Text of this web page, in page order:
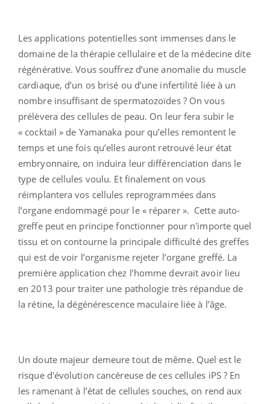
Les applications potentielles sont immenses dans le
domaine de la thérapie cellulaire et de la médecine dite
régénérative. Vous souffrez d’une anomalie du muscle
cardiaque, d’un os brisé ou d’une infertilité liée à un
nombre insuffisant de spermatozoïdes ? On vous
prélèvera des cellules de peau. On leur fera subir le
« cocktail » de Yamanaka pour qu’elles remontent le
temps et une fois qu’elles auront retrouvé leur état
embryonnaire, on induira leur différenciation dans le
type de cellules voulu. Et finalement on vous
réimplantera vos cellules reprogrammées dans
l’organe endommagé pour le « réparer ». Cette auto-
greffe peut en principe fonctionner pour n'importe quel
tissu et on contourne la principale difficulté des greffes
qui est de voir l’organisme rejeter l’organe greffé. La
première application chez l’homme devrait avoir lieu
en 2013 pour traiter une pathologie très répandue de
la rétine, la dégénérescence maculaire liée à l’âge.
Un doute majeur demeure tout de même. Quel est le
risque d'évolution cancéreuse de ces cellules iPS ? En
les ramenant à l’état de cellules souches, on rend aux